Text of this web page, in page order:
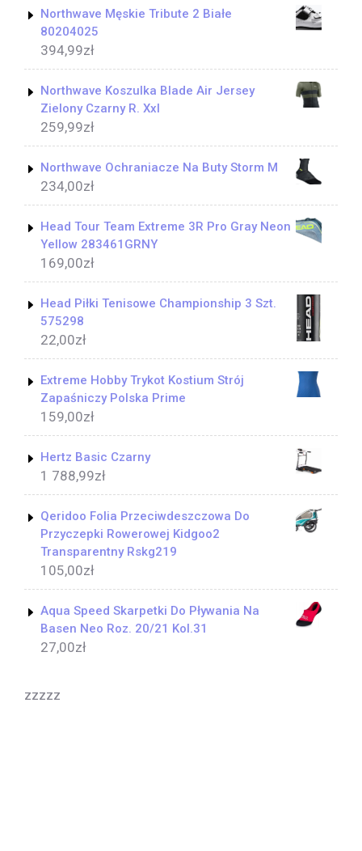
Northwave Męskie Tribute 2 Białe
80204025
394,99zł
Northwave Koszulka Blade Air Jersey
Zielony Czarny R. Xxl
259,99zł
Northwave Ochraniacze Na Buty Storm M
234,00zł
Head Tour Team Extreme 3R Pro Gray Neon
Yellow 283461GRNY
169,00zł
Head Piłki Tenisowe Championship 3 Szt.
575298
22,00zł
Extreme Hobby Trykot Kostium Strój
Zapaśniczy Polska Prime
159,00zł
Hertz Basic Czarny
1 788,99zł
Qeridoo Folia Przeciwdeszczowa Do
Przyczepki Rowerowej Kidgoo2
Transparentny Rskg219
105,00zł
Aqua Speed Skarpetki Do Pływania Na
Basen Neo Roz. 20/21 Kol.31
27,00zł
zzzzz